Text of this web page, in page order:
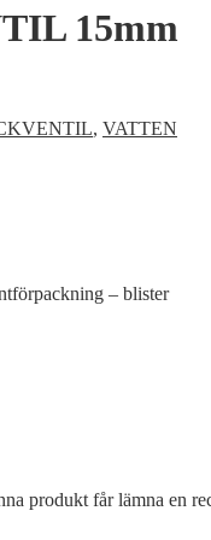
15mm
, VATTEN
– blister
produkt får lämna en